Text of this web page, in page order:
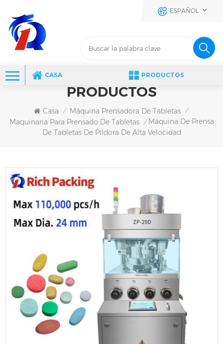
ESPAÑOL
CASA PRODUCTOS
PRODUCTOS
Casa / Máquina Prensadora De Tabletas /
Maquinaria Para Prensado De Tabletas / Máquina De Prensa
De Tabletas De Píldora De Alta Velocidad